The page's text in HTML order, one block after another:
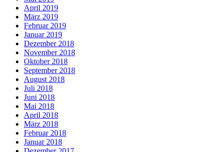
April 2019
März 2019
Februar 2019
Januar 2019
Dezember 2018
November 2018
Oktober 2018
September 2018
August 2018
Juli 2018
Juni 2018
Mai 2018
April 2018
März 2018
Februar 2018
Januar 2018